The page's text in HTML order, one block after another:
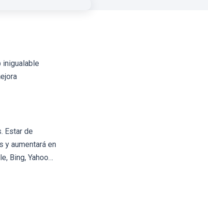
inigualable
Estar de
y aumentará en
Bing, Yahoo…